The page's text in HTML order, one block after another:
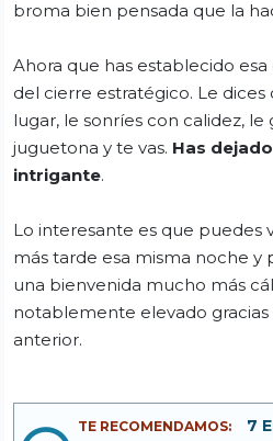
broma bien pensada que la
Ahora que has establecido
del cierre estratégico. Le dices
lugar, le sonríes con calidez,
juguetona y te vas. Has
intrigante.
Lo interesante es que puedes
más tarde esa misma noche
una bienvenida mucho más
notablemente elevado gracias
anterior.
TE RECOMENDAMOS:
7